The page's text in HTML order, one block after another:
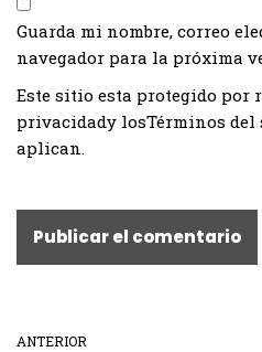
Guarda mi nombre, correo
navegador para la próxima
Este sitio esta protegido por
privacidady losTérminos del
aplican.
ANTERIOR